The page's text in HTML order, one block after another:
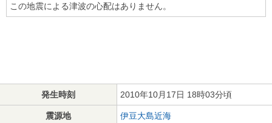
この地震による津波の心配はありません。
発生時刻 2010年10月17日 18時03分頃
震源地 伊豆大島近海